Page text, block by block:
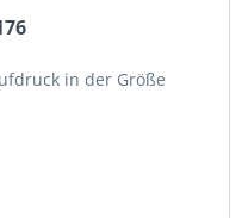
in der Größe